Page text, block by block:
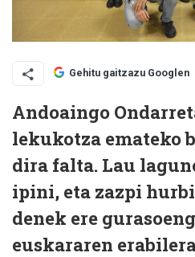
Gehitu gaitzazu Googlen
Andoaingo
lekukotza emateko
dira falta. Lau
ipini, eta zazpi
denek ere
euskararen